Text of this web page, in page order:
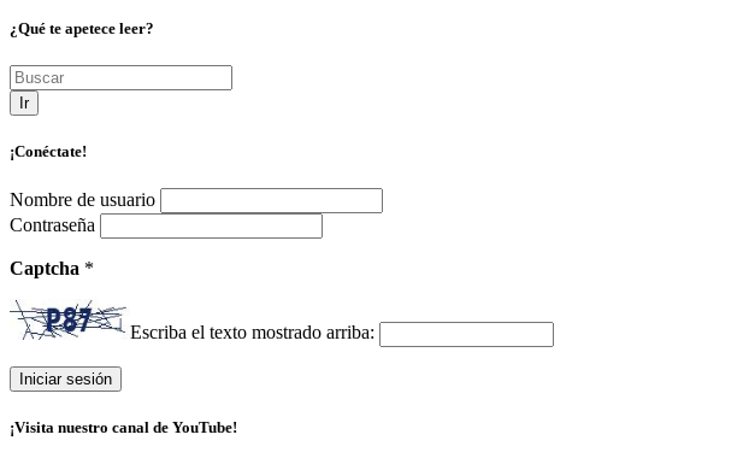
¿Qué te apetece leer?
Ir
¡Conéctate!
Nombre de usuario
Contraseña
Captcha *
Escriba el texto mostrado arriba:
¡Visita nuestro canal de YouTube!